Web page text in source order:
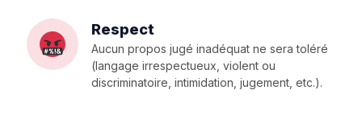
Respect
Aucun propos jugé inadéquat ne sera toléré
(langage irrespectueux, violent ou
discriminatoire, intimidation, jugement, etc.).